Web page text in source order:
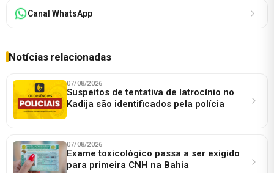
Canal WhatsApp
Notícias relacionadas
07/08/2026
Suspeitos de tentativa de latrocínio no
Kadija são identificados pela polícia
07/08/2026
Exame toxicológico passa a ser exigido
para primeira CNH na Bahia